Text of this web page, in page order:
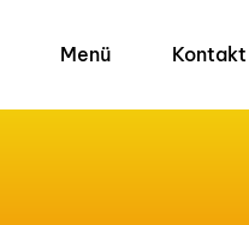
Menü Kontakt